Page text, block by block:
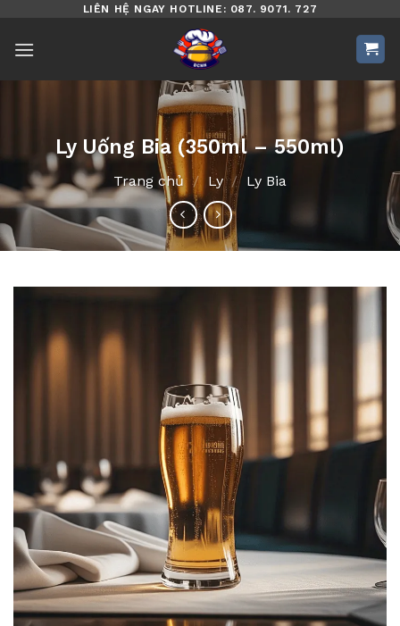
nội
dung
LIÊN HỆ NGAY HOTLINE: 087. 9071. 727
Ly Uống Bia (350ml – 550ml)
Trang chủ / Ly / Ly Bia